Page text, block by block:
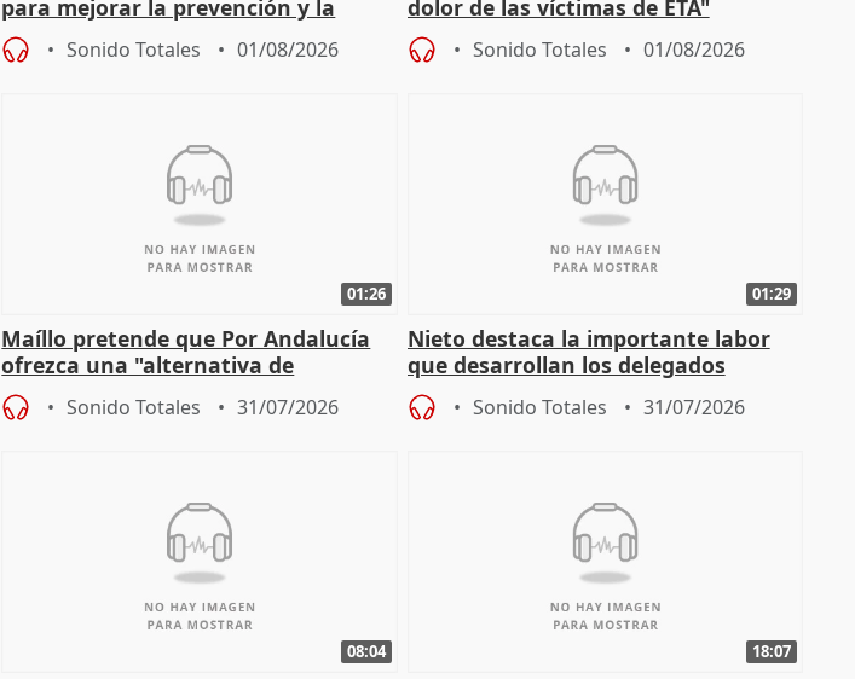
para mejorar la prevención y la
actuación frente a incendios
Sonido Totales 01/08/2026
dolor de las víctimas de ETA"
Sonido Totales 01/08/2026
01:26
Maíllo pretende que Por Andalucía
ofrezca una "alternativa de
gobierno" con su labor de oposición
Sonido Totales 31/07/2026
01:29
Nieto destaca la importante labor
que desarrollan los delegados
territoriales de la Junta
Sonido Totales 31/07/2026
08:04 18:07